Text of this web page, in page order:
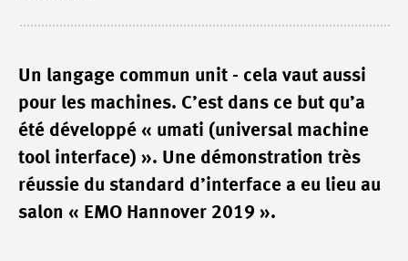
Un langage commun unit - cela vaut aussi
pour les machines. C’est dans ce but qu’a
été développé « umati (universal machine
tool interface) ». Une démonstration très
réussie du standard d’interface a eu lieu au
salon « EMO Hannover 2019 ».